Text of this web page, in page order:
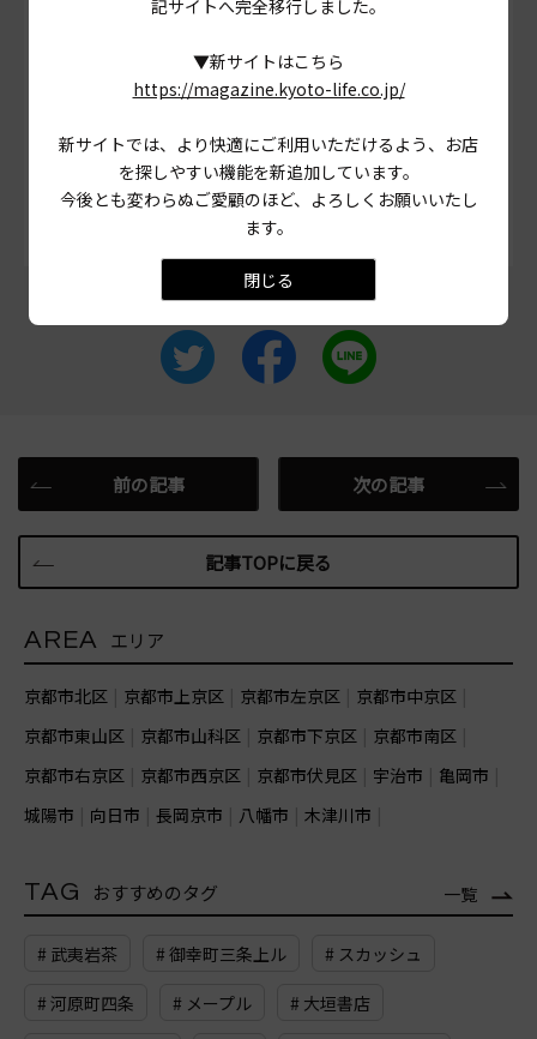
当ページに掲載されている店舗情報は、2023年8月31
時点のものです。
営業情報やメニュー等が異なる場合がありますので、
# ライ麦 # パン # 京都市山科区 # 郊外
この記事をシェアする
前の記事
記事TOPに戻る
次の記事
AREA エリア
京都市北区 京都市上京区 京都市左京区
京都市中京区
京都市東山区
京都市山科区 京都市下京区
京都市南区
京都市右京区
京都市西京区 京都市伏見区 宇治市
亀岡市
城陽市
向日市 長岡京市 八幡市 木津川市
TAG おすすめのタグ 一覧
# 武夷岩茶 # 御幸町三条上ル # スカッシュ
# 河原町四条 # メープル # 大垣書店
記サイトへ完全移行しました。
▼新サイトはこちら
https://magazine.kyoto-life.co.jp/
新サイトでは、より快適にご利用いただけるよう、お店
を探しやすい機能を新追加しています。
今後とも変わらぬご愛顧のほど、よろしくお願いいたし
ます。
閉じる